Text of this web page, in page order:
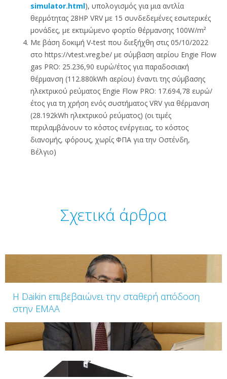
simulator.html), υπολογισμός για μια αντλία
θερμότητας 28HP VRV με 15 συνδεδεμένες εσωτερικές
μονάδες, με εκτιμώμενο φορτίο θέρμανσης 100W/m²
Με βάση δοκιμή V-test που διεξήχθη στις 05/10/2022
στο https://vtest.vreg.be/ με σύμβαση αερίου Engie Flow
gas PRO: 25.236,90 ευρώ/έτος για παραδοσιακή
θέρμανση (112.880kWh αερίου) έναντι της σύμβασης
ηλεκτρικού ρεύματος Engie Flow PRO: 17.694,78 ευρώ/
έτος για τη χρήση ενός συστήματος VRV για θέρμανση
(28.192kWh ηλεκτρικού ρεύματος) (οι τιμές
περιλαμβάνουν το κόστος ενέργειας, το κόστος
διανομής, φόρους, χωρίς ΦΠΑ για την Οστένδη,
Βέλγιο)
Σχετικά άρθρα
Η Daikin επιβεβαιώνει την σταθερή απόδοση
στην ΕΜΑΑ